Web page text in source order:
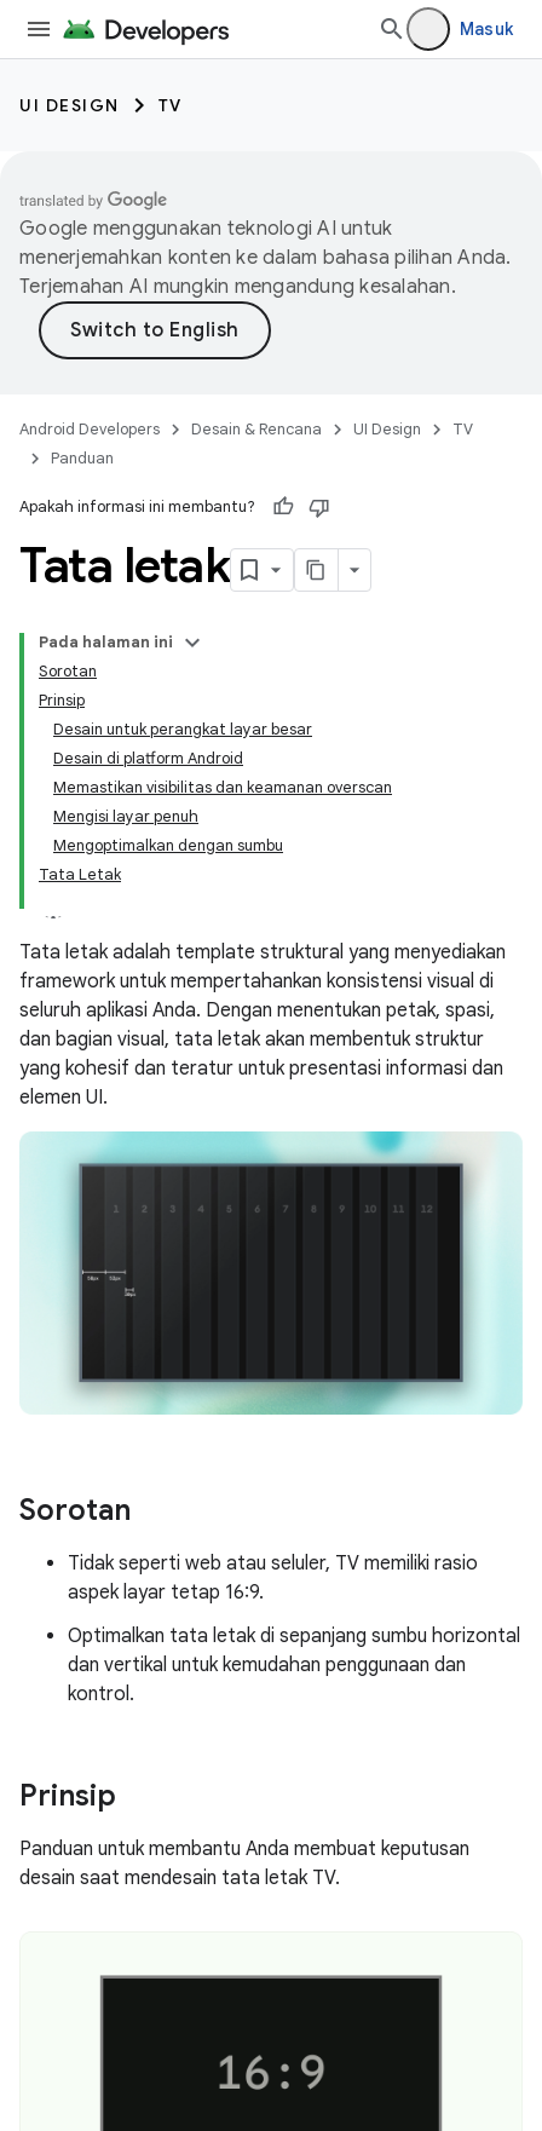
Masuk
UI DESIGN TV
Google menggunakan teknologi AI untuk
menerjemahkan konten ke dalam bahasa pilihan Anda.
Terjemahan AI mungkin mengandung kesalahan.
Android Developers Desain & Rencana UI Design
TV
Panduan
Apakah informasi ini membantu?
Tata letak
Pada halaman ini
Sorotan
Prinsip
Desain untuk perangkat layar besar
Desain di platform Android
Memastikan visibilitas dan keamanan overscan
Mengisi layar penuh
Mengoptimalkan dengan sumbu
Tata Letak
Tata letak adalah template struktural yang menyediakan
framework untuk mempertahankan konsistensi visual di
seluruh aplikasi Anda. Dengan menentukan petak, spasi,
dan bagian visual, tata letak akan membentuk struktur
yang kohesif dan teratur untuk presentasi informasi dan
elemen UI.
Sorotan
Tidak seperti web atau seluler, TV memiliki rasio
aspek layar tetap 16:9.
Optimalkan tata letak di sepanjang sumbu horizontal
dan vertikal untuk kemudahan penggunaan dan
kontrol.
Prinsip
Panduan untuk membantu Anda membuat keputusan
desain saat mendesain tata letak TV.